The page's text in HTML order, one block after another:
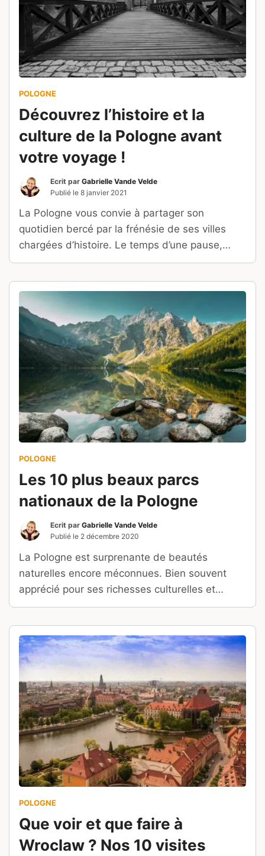
POLOGNE
Découvrez l’histoire et la
culture de la Pologne avant
votre voyage !
Ecrit par Gabrielle Vande Velde
Publié le 8 janvier 2021
La Pologne vous convie à partager son
quotidien bercé par la frénésie de ses villes
chargées d’histoire. Le temps d’une pause,
éloignez-vous dans une de ses innombrables
vert délicieuse. La Pologne regorge de
ressources naturelles incroyables tout en
portant le poids d’un passé mouvementé.
POLOGNE
Les 10 plus beaux parcs
nationaux de la Pologne
Ecrit par Gabrielle Vande Velde
Publié le 2 décembre 2020
La Pologne est surprenante de beautés
naturelles encore méconnues. Bien souvent
apprécié pour ses richesses culturelles et
historiques, ce pays d’Europe central fait
grands espaces ! Tout cela grâce à une
diversité de sites naturels plus stupéfiants les
uns que les autres.
POLOGNE
Que voir et que faire à
Wroclaw ? Nos 10 visites